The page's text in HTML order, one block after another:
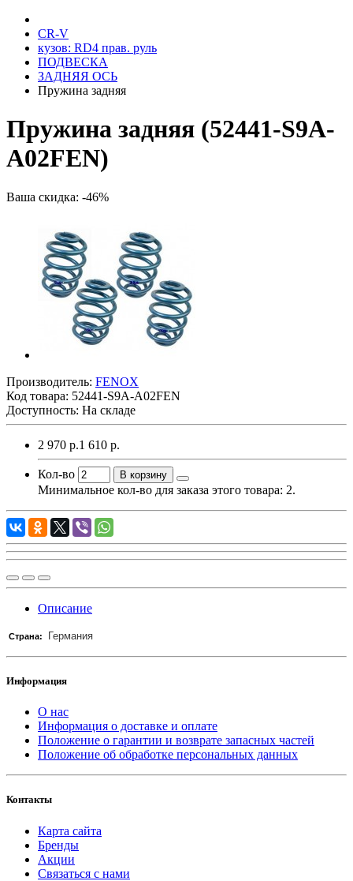
CR-V
кузов: RD4 прав. руль
ПОДВЕСКА
ЗАДНЯЯ ОСЬ
Пружина задняя
Пружина задняя (52441-S9A-
A02FEN)
Ваша скидка: -46%
Производитель: FENOX
Код товара: 52441-S9A-A02FEN
Доступность: На складе
2 970 р.1 610 р.
Кол-во В корзину
Минимальное кол-во для заказа этого товара: 2.
Описание
Страна: Германия
Информация
О нас
Информация о доставке и оплате
Положение о гарантии и возврате запасных частей
Положение об обработке персональных данных
Контакты
Карта сайта
Бренды
Акции
Связаться с нами